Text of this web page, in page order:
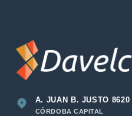
A. JUAN B. JUSTO 8620
CÓRDOBA CAPITAL